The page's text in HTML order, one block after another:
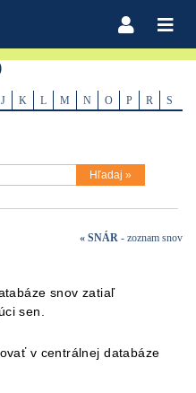
J K L M N O P R
S
« SNÁR - zoznam snov
snov zatiaľ
sen.
v centrálnej databáze